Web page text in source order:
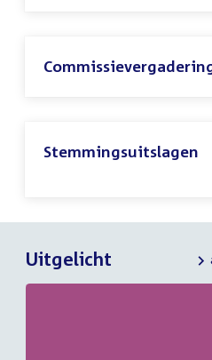
Stemmingsuitslagen
Uitgelicht